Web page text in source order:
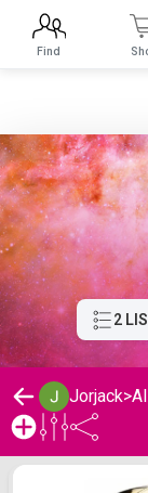
2
Jorjack>
Jorjack's
Find